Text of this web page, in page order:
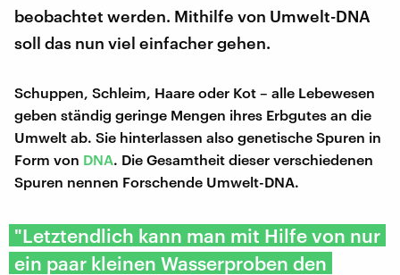
beobachtet werden. Mithilfe von Umwelt-DNA
soll das nun viel einfacher gehen.
Schuppen, Schleim, Haare oder Kot – alle Lebewesen
geben ständig geringe Mengen ihres Erbgutes an die
Umwelt ab. Sie hinterlassen also genetische Spuren in
Form von DNA. Die Gesamtheit dieser verschiedenen
Spuren nennen Forschende Umwelt-DNA.
"Letztendlich kann man mit Hilfe von nur
ein paar kleinen Wasserproben den